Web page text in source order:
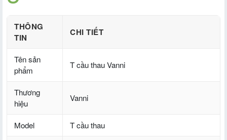
THÔNG
TIN
CHI TIẾT
Tên sản
phẩm
T cầu thau Vanni
Thương
hiệu
Vanni
Model T cầu thau